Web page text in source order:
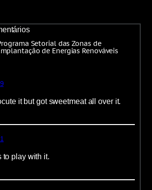
Setorial das Zonas de
de Energias Renováveis
it but got sweetmeat all over it.
to play with it.